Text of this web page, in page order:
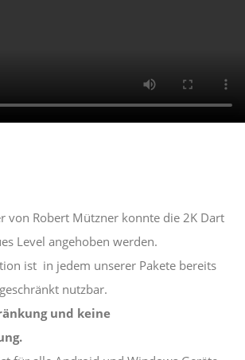
von Robert Mützner konnte die 2K Dart
Level angehoben werden.
ist in jedem unserer Pakete bereits
nutzbar.
und keine